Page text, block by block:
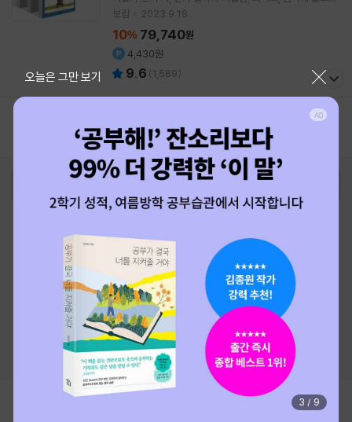
외 8명
보림 2023.9.18.
10% 79,740원
4,430원
9.6 (1,589)
3 / 9
오늘은 그만 보기
최근 본 상품 주문/배송
eBook 1:1문의/채팅상담
예스이십사(주) 사업자 정보
이용약관
개인정보처리방침
청소년보호정책
PC버전
회사소개
거래처관계자께
도서홍보
Copyright © YES24 Corp. All Rights Reserved.